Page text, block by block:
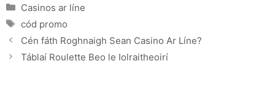
Categories
Casinos ar líne
Tags
cód promo
Cén fáth Roghnaigh Sean Casino Ar Líne?
Táblaí Roulette Beo le Iolraitheoirí